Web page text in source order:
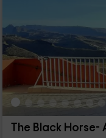
The Black